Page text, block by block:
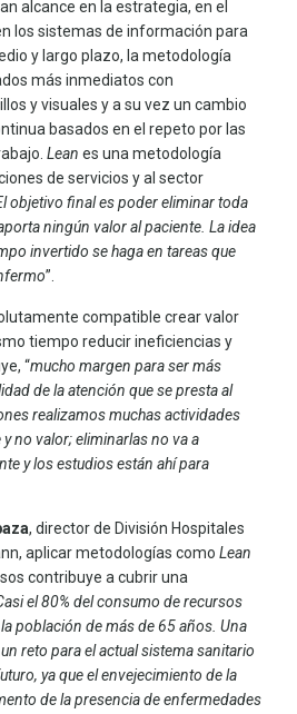
alcance en la estrategia, en el
los sistemas de información para
y largo plazo, la metodología
más inmediatos con
y visuales y a su vez un cambio
basados en el repeto por las
Lean es una metodología
de servicios y al sector
objetivo final es poder eliminar toda
ningún valor al paciente. La idea
invertido se haga en tareas que
”.
compatible crear valor
tiempo reducir ineficiencias y
“mucho margen para ser más
de la atención que se presta al
realizamos muchas actividades
no valor; eliminarlas no va a
y los estudios están ahí para
, director de División Hospitales
aplicar metodologías como Lean
contribuye a cubrir una
el 80% del consumo de recursos
población de más de 65 años. Una
reto para el actual sistema sanitario
ya que el envejecimiento de la
de la presencia de enfermedades